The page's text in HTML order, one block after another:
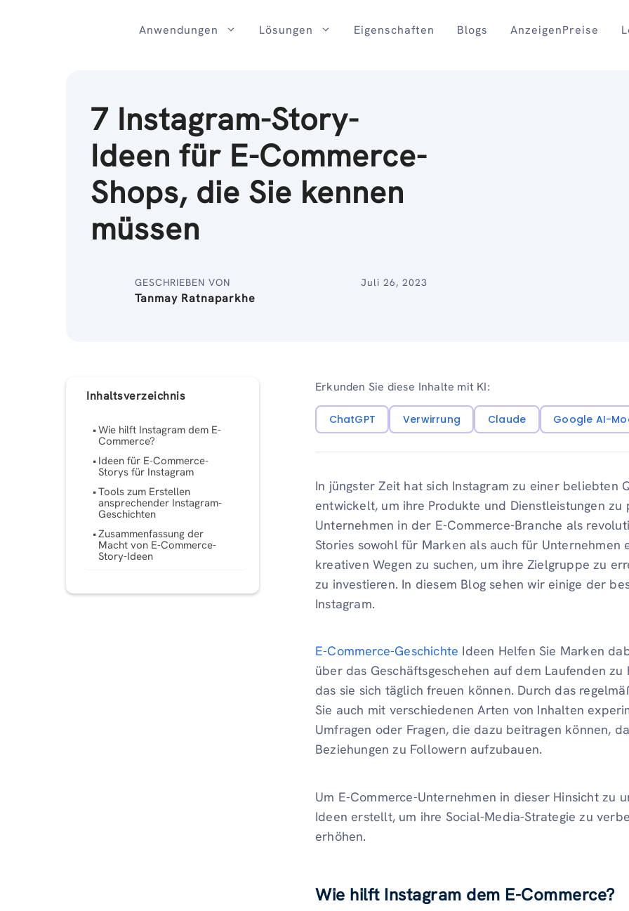
Anwendungen Lösungen Eigenschaften Blogs AnzeigenPreise
7 Instagram-Story-
Ideen für E-Commerce-
Shops, die Sie kennen
müssen
GESCHRIEBEN VON
Tanmay Ratnaparkhe
Juli 26, 2023
Inhaltsverzeichnis
Wie hilft Instagram dem E-
Commerce?
Ideen für E-Commerce-
Storys für Instagram
Tools zum Erstellen
ansprechender Instagram-
Geschichten
Zusammenfassung der
Macht von E-Commerce-
Story-Ideen
Erkunden Sie diese Inhalte mit KI:
ChatGPT Verwirrung Claude Google AI-
In jüngster Zeit hat sich Instagram zu einer beliebten
entwickelt, um ihre Produkte und Dienstleistungen
Unternehmen in der E-Commerce-Branche als
Stories sowohl für Marken als auch für Unternehmen
kreativen Wegen zu suchen, um ihre Zielgruppe zu
zu investieren. In diesem Blog sehen wir einige der
Instagram.
E-Commerce-Geschichte Ideen Helfen Sie Marken
über das Geschäftsgeschehen auf dem Laufenden
das sie sich täglich freuen können. Durch das
Sie auch mit verschiedenen Arten von Inhalten
Umfragen oder Fragen, die dazu beitragen können,
Beziehungen zu Followern aufzubauen.
Um E-Commerce-Unternehmen in dieser Hinsicht zu
Ideen erstellt, um ihre Social-Media-Strategie zu
erhöhen.
Wie hilft Instagram dem E-Commerce?